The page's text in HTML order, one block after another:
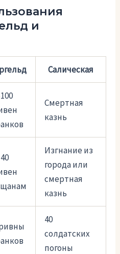
и
Салическая
Смертная
казнь
Изгнание из
города или
смертная
казнь
40
солдатских
погоны